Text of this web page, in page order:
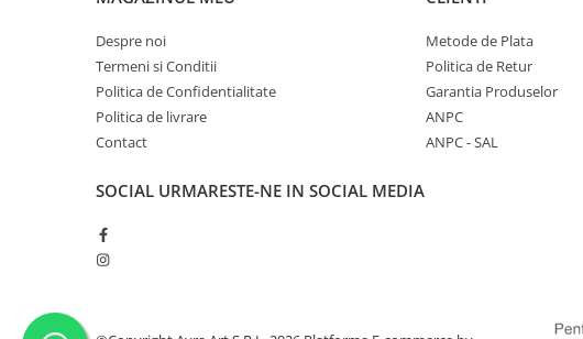
Despre noi
Termeni si Conditii
Politica de Confidentialitate
Politica de livrare
Contact
Metode de Plata
Politica de Retur
Garantia Produselor
ANPC
ANPC - SAL
SOCIAL URMARESTE-NE IN SOCIAL MEDIA